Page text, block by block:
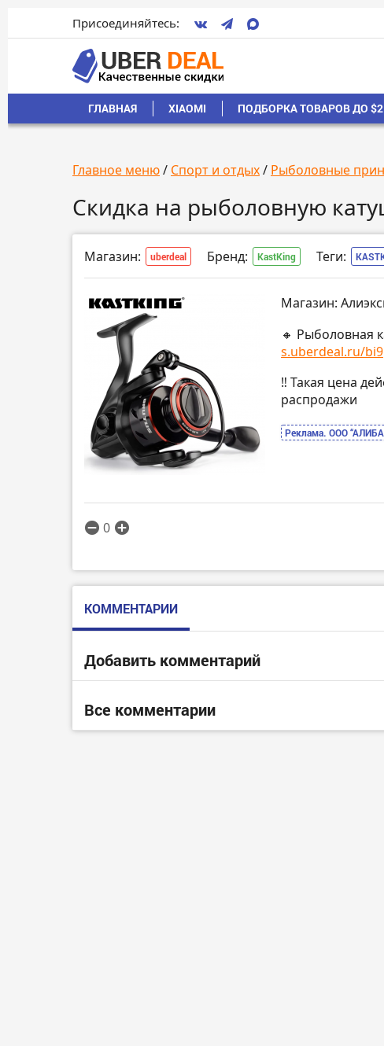
Присоединяйтесь:
ГЛАВНАЯ XIAOMI ПОДБОРКА ТОВАРОВ ДО $2
Главное меню/ Спорт и отдых/ Рыболовные
Скидка на рыболовную
Магазин: uberdeal Бренд: KastKing Теги:
Магазин:
🔸 Рыболовная
s.uberdeal.ru/
‼️ Такая цена
распродажи
Реклама. ООО
0
КОММЕНТАРИИ
Добавить комментарий
Все комментарии